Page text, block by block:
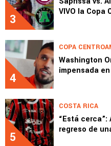
3
VIVO la Copa
4
COPA
Washington
impensada
5
COSTA RICA
“Está
regreso de